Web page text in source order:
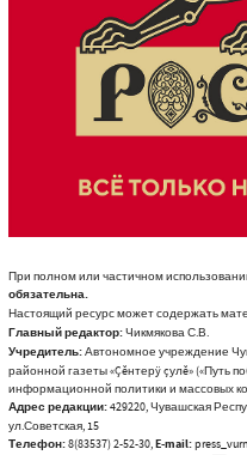
При полном или частичном
обязательна.
Настоящий ресурс может содержать
Главный редактор:Чикмякова С.В.
Учредитель:Автономное учреждение
районной газеты «Çĕнтерÿ çулĕ» («Путь
информационной политики и массовых
Адрес редакции:429220, Чувашская
ул.Советская, 15
Телефон:8(83537) 2-52-30,E-mail: